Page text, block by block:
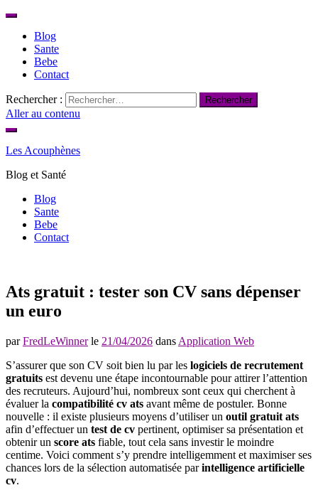
Blog
Sante
Bebe
Contact
Rechercher :
Aller au contenu
Les Acouphènes
Blog et Santé
Blog
Sante
Bebe
Contact
Ats gratuit : tester son CV sans dépenser
un euro
parFredLeWinnerle 21/04/2026 dans Application Web
S’assurer que son CV soit bien lu par les logiciels de recrutement
gratuits est devenu une étape incontournable pour attirer l’attention
des recruteurs. Aujourd’hui, nombreux sont ceux qui cherchent à
évaluer la compatibilité cv ats avant même de postuler. Bonne
nouvelle : il existe plusieurs moyens d’utiliser un outil gratuit ats
afin d’effectuer un test de cv pertinent, optimiser sa présentation et
obtenir un score ats fiable, tout cela sans investir le moindre
centime. Voici comment s’y prendre intelligemment et maximiser ses
chances lors de la sélection automatisée parintelligence artificielle
cv.